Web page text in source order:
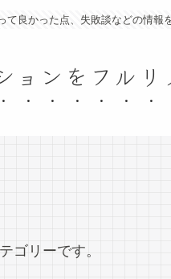
良かった点、失敗談などの情報
ンをフル
ゴリーです。